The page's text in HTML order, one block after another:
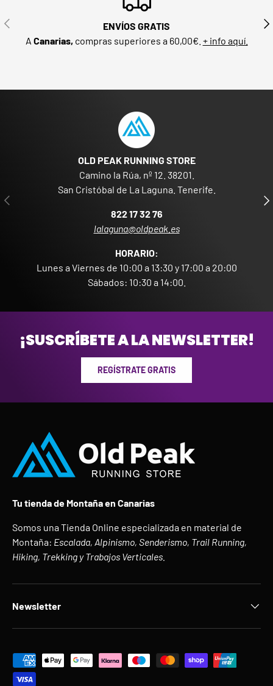
ANTERIOR
ENVÍOS GRATIS
A Canarias, compras superiores a 60,00€. + info aquí.
ANTERIOR
OLD PEAK RUNNING STORE
Camino la Rúa, nº 12. 38201.
San Cristóbal de La Laguna. Tenerife.
822 17 32 76
lalaguna@oldpeak.es
HORARIO:
Lunes a Viernes de 10:00 a 13:30 y 17:00 a 20:00
Sábados: 10:30 a 14:00.
¡SUSCRÍBETE A LA NEWSLETTER!
REGÍSTRATE GRATIS
Tu tienda de Montaña en Canarias
Somos una Tienda Online especializada en material de
Montaña: Escalada, Alpinismo, Senderismo, Trail Running,
Hiking, Trekking y Trabajos Verticales.
Newsletter
Formas de pago aceptadas